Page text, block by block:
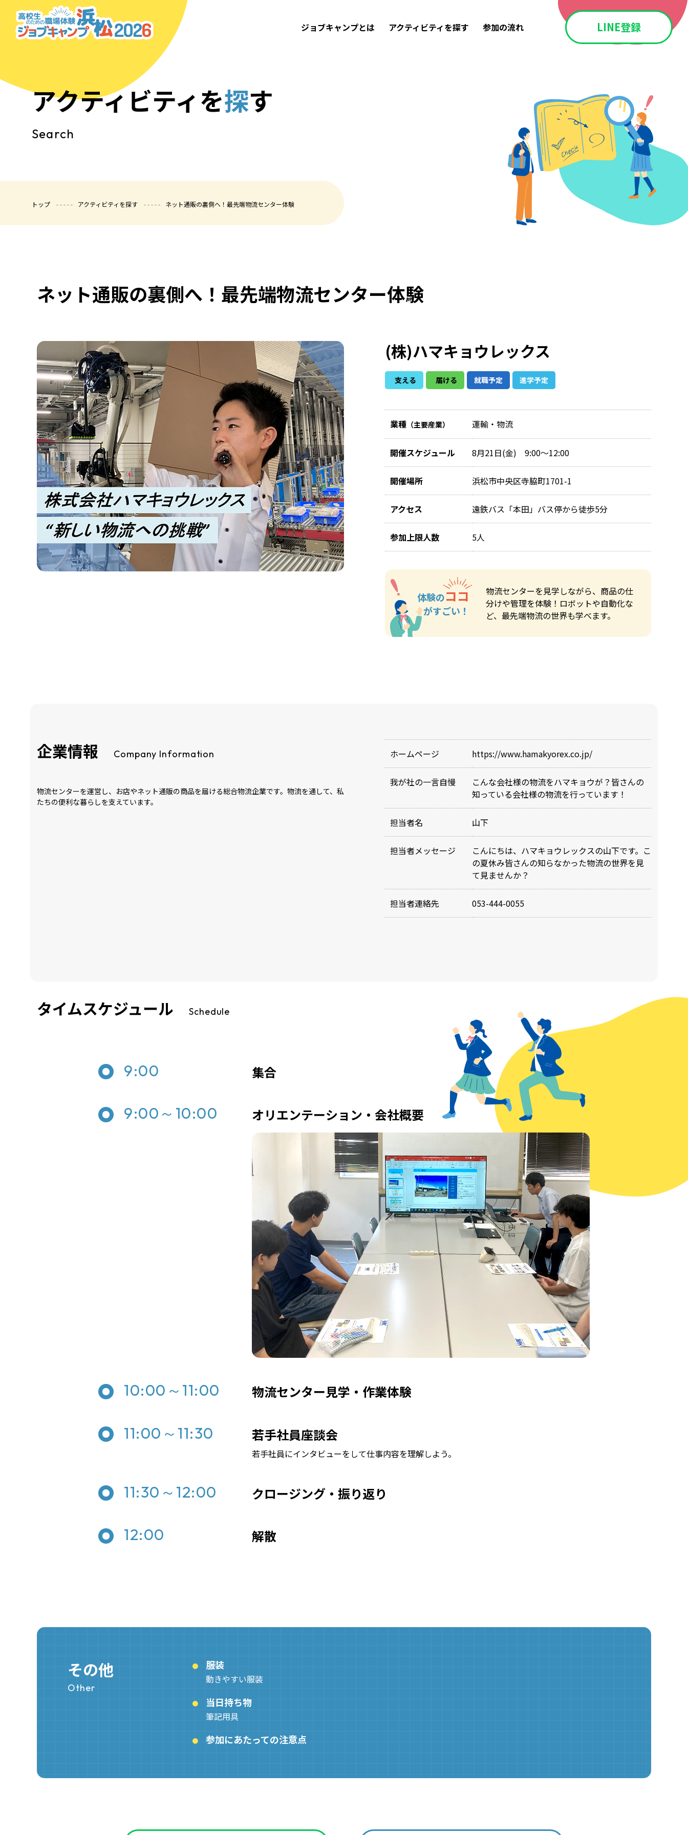
ジョブキャンプとは アクティビティを探す 参加の流れ LINE登録
アクティビティを探す
Search
トップ アクティビティを探す ネット通販の裏側へ！最先端物流センター体験
ネット通販の裏側へ！最先端物流センター体験
(株)ハマキョウレックス
支える 届ける 就職予定 進学予定
業種（主要産業） 運輸・物流
開催スケジュール 8月21日(金) 9:00～12:00
開催場所 浜松市中央区寺脇町1701-1
アクセス 遠鉄バス「本田」バス停から徒歩5分
参加上限人数 5人
体験のココ
がすごい！
物流センターを見学しながら、商品の仕
分けや管理を体験！ロボットや自動化な
ど、最先端物流の世界も学べます。
企業情報 Company Information
物流センターを運営し、お店やネット通販の商品を届ける総合物流企業です。物流を通して、私
たちの便利な暮らしを支えています。
ホームページ https://www.hamakyorex.co.jp/
我が社の一言自慢
こんな会社様の物流をハマキョウが？皆さんの
知っている会社様の物流を行っています！
担当者名 山下
担当者メッセージ
こんにちは、ハマキョウレックスの山下です。こ
の夏休み皆さんの知らなかった物流の世界を見
て見ませんか？
担当者連絡先 053-444-0055
タイムスケジュール Schedule
9:00 集合
9:00～10:00 オリエンテーション・会社概要
10:00～11:00 物流センター見学・作業体験
11:00～11:30 若手社員座談会
若手社員にインタビューをして仕事内容を理解しよう。
11:30～12:00 クロージング・振り返り
12:00 解散
その他
Other
服装
動きやすい服装
当日持ち物
筆記用具
参加にあたっての注意点